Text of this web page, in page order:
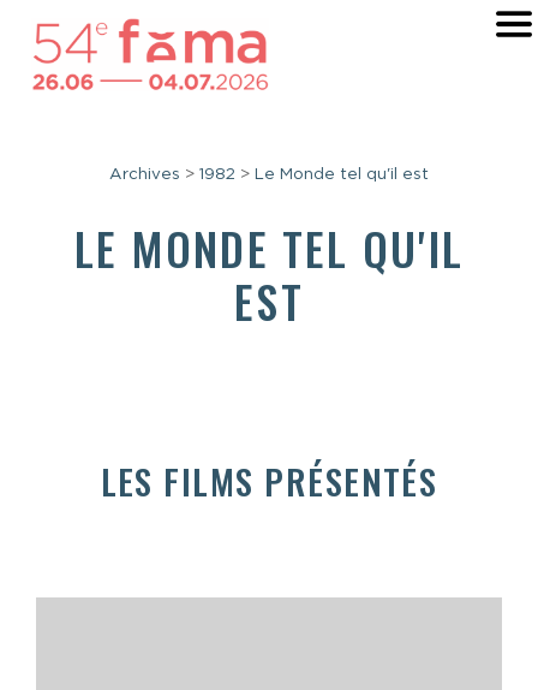
Archives > 1982 > Le Monde tel qu'il est
LE MONDE TEL QU'IL
EST
LES FILMS PRÉSENTÉS